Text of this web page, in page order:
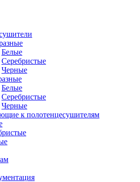
Белые
Серебристые
Черные
Белые
Серебристые
Черные
к полотенцесушителям